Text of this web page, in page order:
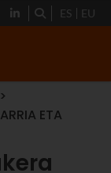
ES EU
ETA